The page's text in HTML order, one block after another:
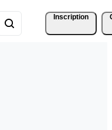
Inscription